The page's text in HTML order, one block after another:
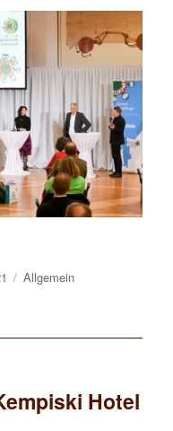
Kategorien
Allgemein
Hotel